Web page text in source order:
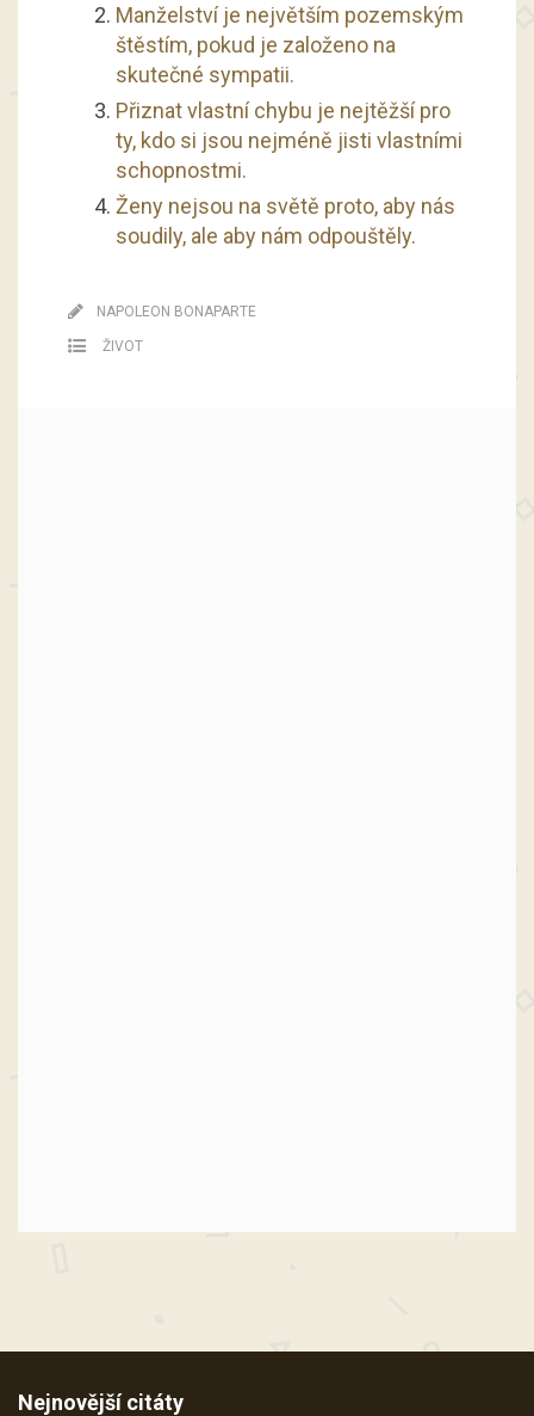
Manželství je největším pozemským
štěstím, pokud je založeno na
skutečné sympatii.
Přiznat vlastní chybu je nejtěžší pro
ty, kdo si jsou nejméně jisti vlastními
schopnostmi.
Ženy nejsou na světě proto, aby nás
soudily, ale aby nám odpouštěly.
NAPOLEON BONAPARTE
ŽIVOT
Nejnovější citáty